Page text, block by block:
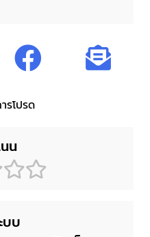
รโปรด
น
บบ